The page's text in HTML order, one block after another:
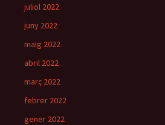
juliol 2022
juny 2022
maig 2022
abril 2022
març 2022
febrer 2022
gener 2022